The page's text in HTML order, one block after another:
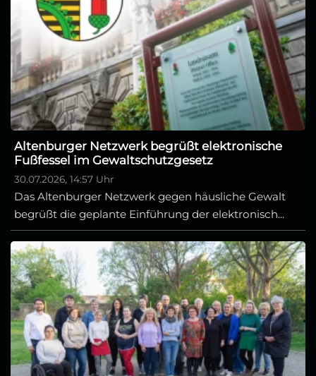
Altenburger Netzwerk begrüßt elektronische
Fußfessel im Gewaltschutzgesetz
30.07.2026, 14:57 Uhr
Das Altenburger Netzwerk gegen häusliche Gewalt
begrüßt die geplante Einführung der elektronisch...